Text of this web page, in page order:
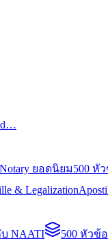
ยอดนิยม500 หั
& Legalization
NAATI 500 หัวข้